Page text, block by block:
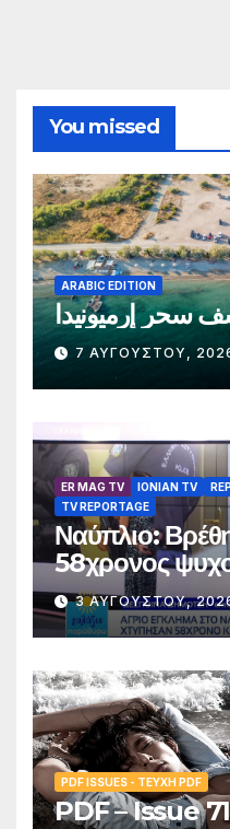
You missed
ARABIC EDITION
سحر إرميونيدا
7 ΑΥΓΟΎΣΤΟΥ,
ER MAG TV IONIAN TV
TV REPORTAGE
Ναύπλιο:
58χρονος
αγνοούνταν
3 ΑΥΓΟΎΣΤΟΥ,
PDF ISSUES - ΤΕΎΧΗ PDF
PDF – Issue